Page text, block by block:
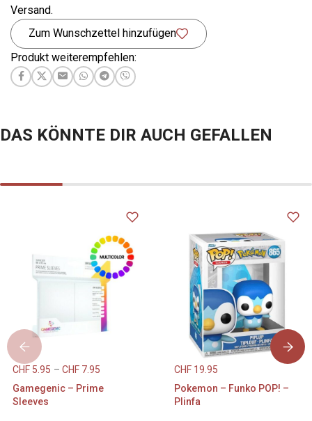
Versand.
Zum Wunschzettel hinzufügen
Produkt weiterempfehlen:
DAS KÖNNTE DIR AUCH GEFALLEN
CHF 5.95 – CHF 7.95
Gamegenic – Prime
Sleeves
CHF19.95
Pokemon – Funko POP! –
Plinfa